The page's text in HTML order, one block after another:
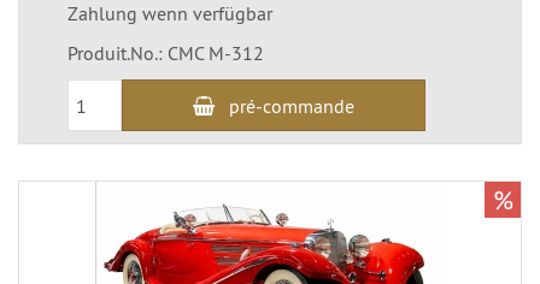
Zahlung wenn verfügbar
Produit.No.: CMC M-312
pré-commande
%